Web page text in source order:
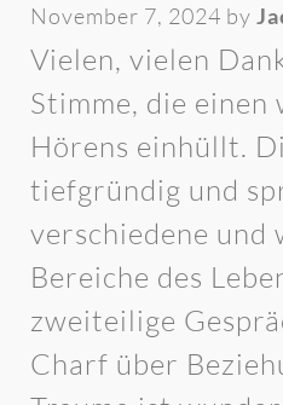
November 7, 2024 by
Vielen, vielen
Stimme, die einen
Hörens einhüllt.
tiefgründig und
verschiedene und
Bereiche des
zweiteilige
Charf über